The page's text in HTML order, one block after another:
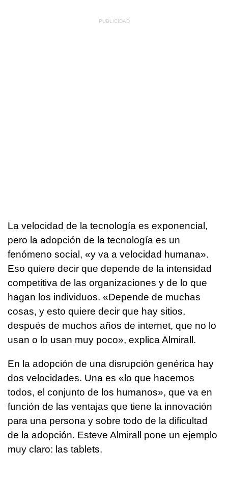
La velocidad de la tecnología es exponencial,
pero la adopción de la tecnología es un
fenómeno social, «y va a velocidad humana».
Eso quiere decir que depende de la intensidad
competitiva de las organizaciones y de lo que
hagan los individuos. «Depende de muchas
cosas, y esto quiere decir que hay sitios,
después de muchos años de internet, que no lo
usan o lo usan muy poco», explica Almirall.
En la adopción de una disrupción genérica hay
dos velocidades. Una es «lo que hacemos
todos, el conjunto de los humanos», que va en
función de las ventajas que tiene la innovación
para una persona y sobre todo de la dificultad
de la adopción. Esteve Almirall pone un ejemplo
muy claro: las tablets.